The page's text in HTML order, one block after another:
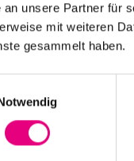
an unsere Partner für
mit weiteren
gesammelt haben.